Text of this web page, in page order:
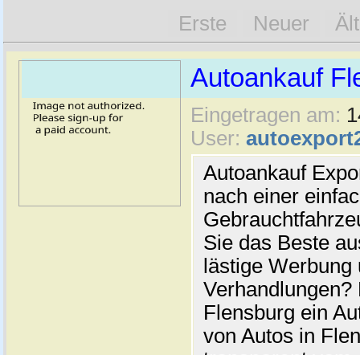
Erste Neuer
Autoankauf
Eingetragen am:
User:
Autoankauf
nach einer
Sie das Beste
lästige
Flensburg ein
von Autos in